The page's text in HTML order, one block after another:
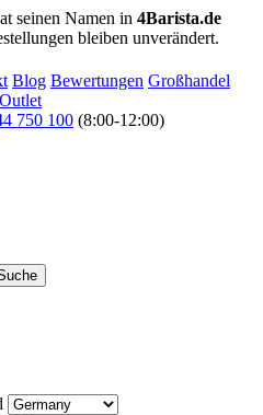
seinen Namen in 4Barista.de
bleiben unverändert.
Blog Bewertungen Großhandel
Outlet
750 100 (8:00-12:00)